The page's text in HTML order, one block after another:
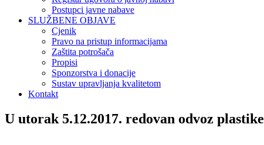
Postupci javne nabave
SLUŽBENE OBJAVE
Cjenik
Pravo na pristup informacijama
Zaštita potrošača
Propisi
Sponzorstva i donacije
Sustav upravljanja kvalitetom
Kontakt
U utorak 5.12.2017. redovan odvoz plastike